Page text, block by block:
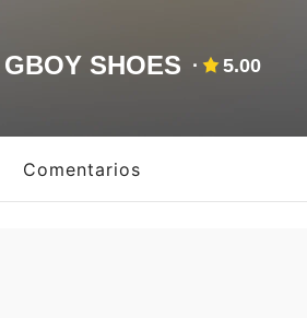
GBOY SHOES 5.00
Comentarios